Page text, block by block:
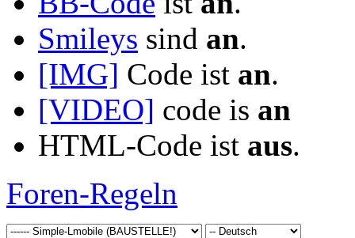
Smileys sind an.
[IMG] Code ist an.
[VIDEO] code is an
HTML-Code ist aus.
Foren-Regeln